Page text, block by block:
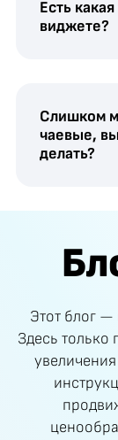
Есть
виджете?
Слишком
чаевые,
делать?
Этот блог
Здесь только